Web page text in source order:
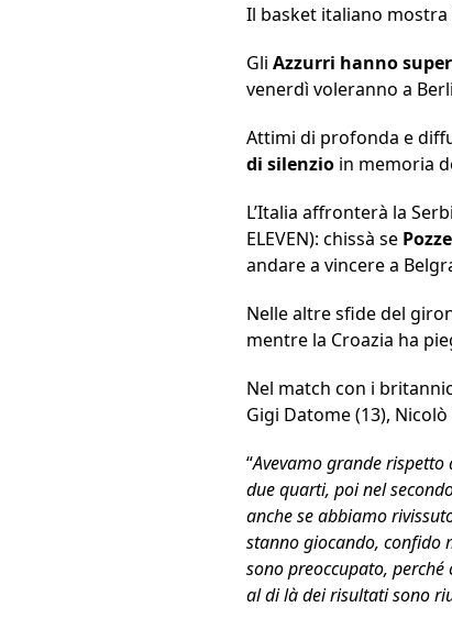
Il basket italiano
Gli Azzurri hanno
venerdì voleranno a
Attimi di profonda e
di silenzio in memoria
L’Italia affronterà la
ELEVEN): chissà se
andare a vincere a
Nelle altre sfide del
mentre la Croazia ha
Nel match con i
Gigi Datome (13),
“Avevamo grande
due quarti, poi nel
anche se abbiamo
stanno giocando, confido
sono preoccupato,
al di là dei risultati sono